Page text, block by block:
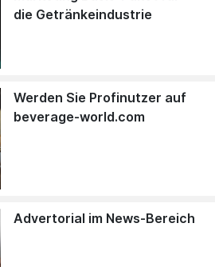
die Getränkeindustrie
Werden Sie Profinutzer auf
beverage-world.com
Advertorial im News-Bereich